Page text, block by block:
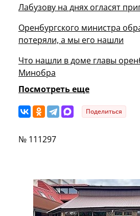
Лабузову на днях огласят
Оренбургского министра
потеряли, а мы его нашли
Что нашли в доме главы
Минобра
Посмотреть еще
Поделиться
№ 111297